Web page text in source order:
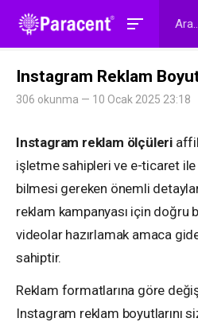
Instagram Reklam
306 okunma — 10 Ocak 2025 23:18
Instagram reklam ölçüleri
işletme sahipleri ve e-ticaret ile
bilmesi gereken önemli detaylar
reklam kampanyası için doğru
videolar hazırlamak amaca
sahiptir.
Reklam formatlarına göre
Instagram reklam boyutlarını